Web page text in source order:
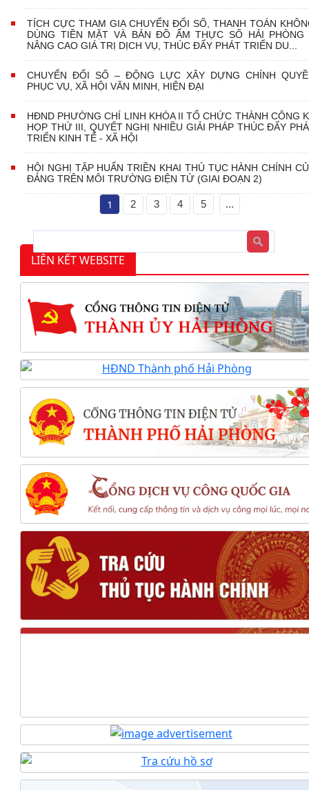
TÍCH CỰC THAM GIA CHUYỂN ĐỔI SỐ, THANH TOÁN
DÙNG TIỀN MẶT VÀ BẢN ĐỒ ẨM THỰC SỐ HẢI PHÒNG
NÂNG CAO GIÁ TRỊ DỊCH VỤ, THÚC ĐẨY PHÁT TRIỂN DU...
CHUYỂN ĐỔI SỐ – ĐỘNG LỰC XÂY DỰNG CHÍNH
PHỤC VỤ, XÃ HỘI VĂN MINH, HIỆN ĐẠI
HĐND PHƯỜNG CHÍ LINH KHÓA II TỔ CHỨC THÀNH CÔNG
HỌP THỨ III, QUYẾT NGHỊ NHIỀU GIẢI PHÁP THÚC ĐẨY
TRIỂN KINH TẾ - XÃ HỘI
HỘI NGHỊ TẬP HUẨN TRIỀN KHAI THỦ TỤC HÀNH CHÍNH
ĐẢNG TRÊN MÔI TRƯỜNG ĐIỆN TỬ (GIAI ĐOẠN 2)
1 2 3 4 5 ...
LIÊN KẾT WEBSITE